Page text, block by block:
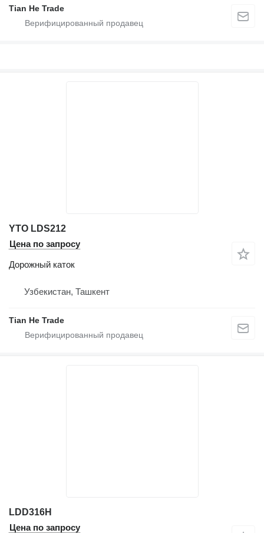
Tian He Trade
YTO LDS212
Цена по запросу
Дорожный каток
Узбекистан, Ташкент
Tian He Trade
LDD316H
Цена по запросу